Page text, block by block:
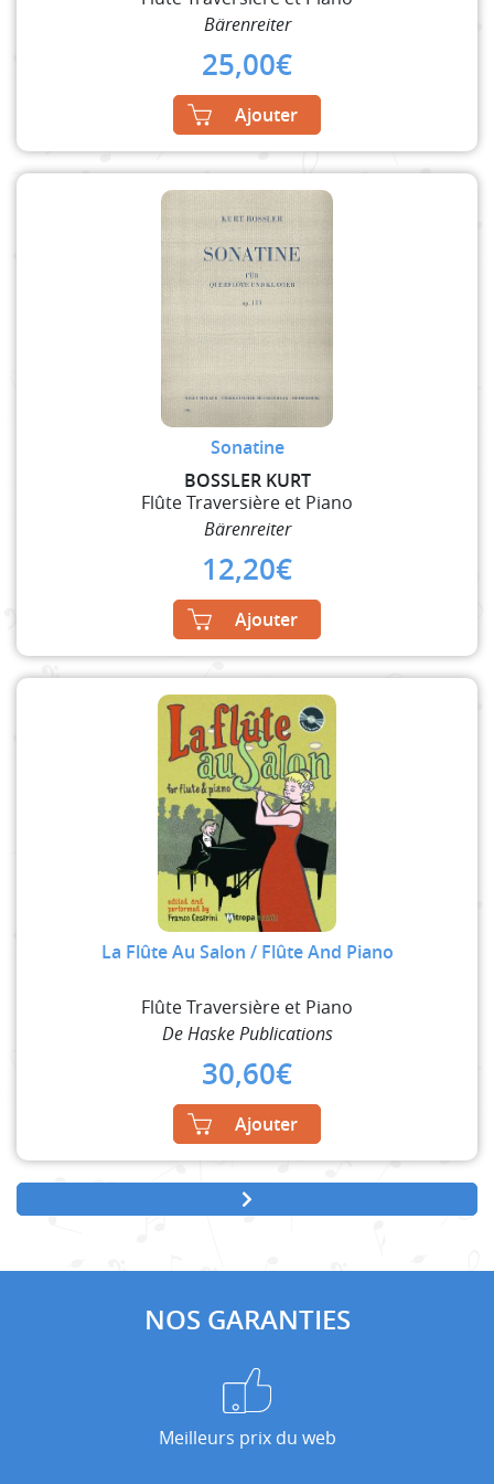
Bärenreiter
25,00€
Ajouter
Sonatine
BOSSLER KURT
Flûte Traversière et Piano
Bärenreiter
12,20€
Ajouter
La Flûte Au Salon / Flûte And Piano
Flûte Traversière et Piano
De Haske Publications
30,60€
Ajouter
NOS GARANTIES
Meilleurs prix du web